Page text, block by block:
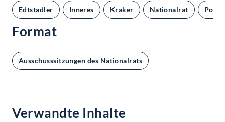
Edtstadler Inneres Kraker Nationalrat
Format
Ausschusssitzungen des Nationalrats
Verwandte Inhalte